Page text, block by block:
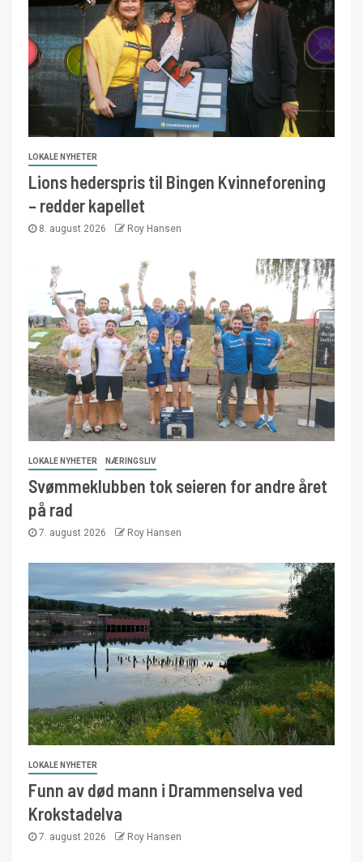
LOKALE NYHETER
Lions hederspris til Bingen Kvinneforening
– redder kapellet
8. august 2026 Roy Hansen
LOKALE NYHETER NÆRINGSLIV
Svømmeklubben tok seieren for andre året
på rad
7. august 2026 Roy Hansen
LOKALE NYHETER
Funn av død mann i Drammenselva ved
Krokstadelva
7. august 2026 Roy Hansen